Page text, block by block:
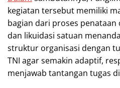
kegiatan tersebut memiliki
bagian dari proses penataan
dan likuidasi satuan
struktur organisasi dengan
TNI agar semakin adaptif,
menjawab tantangan tugas